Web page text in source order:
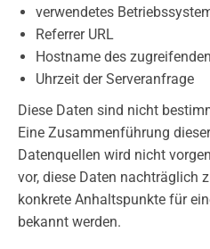
verwendetes
Referrer URL
Hostname des
Uhrzeit der Serveranfrage
Diese Daten sind nicht
Eine Zusammenführung
Datenquellen wird nicht
vor, diese Daten nachträglich
konkrete Anhaltspunkte für
bekannt werden.